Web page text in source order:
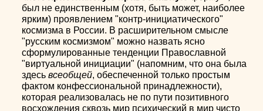
был не единственным (хотя, быть может, наиболее
ярким) проявлением "контр-инициатического"
космизма в России. В расширительном смысле
"русским космизмом" можно назвать ясно
сформулированные тенденции Православной
"виртуальной инициации" (напомним, что она была
здесьвсеобщей, обеспеченной только простым
фактом конфессиональной принадлежности),
которая реализовалась не по пути позитивного
восхождения сквозь мир психический в мир чисто